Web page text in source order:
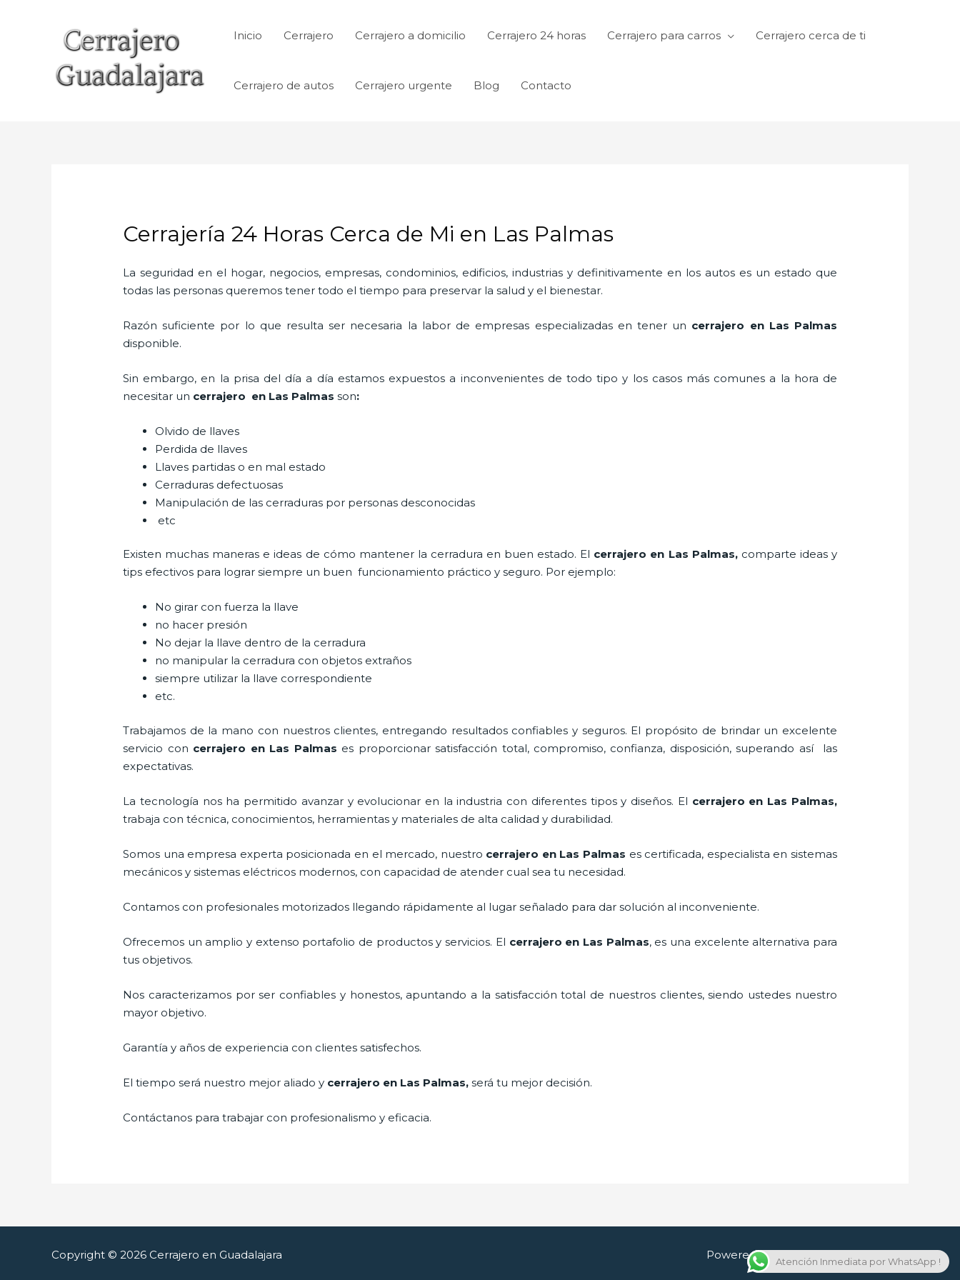
Inicio Cerrajero Cerrajero a domicilio Cerrajero 24 horas Cerrajero para carros Cerrajero cerca de ti
Cerrajero de autos Cerrajero urgente Blog Contacto
Cerrajería 24 Horas Cerca de Mi en Las Palmas
La seguridad en el hogar, negocios, empresas, condominios, edificios, industrias y definitivamente en los autos es un estado que
todas las personas queremos tener todo el tiempo para preservar la salud y el bienestar.
Razón suficiente por lo que resulta ser necesaria la labor de empresas especializadas en tener un cerrajero en Las Palmas
disponible.
Sin embargo, en la prisa del día a día estamos expuestos a inconvenientes de todo tipo y los casos más comunes a la hora de
necesitar un cerrajero en Las Palmas son:
Olvido de llaves
Perdida de llaves
Llaves partidas o en mal estado
Cerraduras defectuosas
Manipulación de las cerraduras por personas desconocidas
etc
Existen muchas maneras e ideas de cómo mantener la cerradura en buen estado. El cerrajero en Las Palmas, comparte ideas y
tips efectivos para lograr siempre un buen funcionamiento práctico y seguro. Por ejemplo:
No girar con fuerza la llave
no hacer presión
No dejar la llave dentro de la cerradura
no manipular la cerradura con objetos extraños
siempre utilizar la llave correspondiente
etc.
Trabajamos de la mano con nuestros clientes, entregando resultados confiables y seguros. El propósito de brindar un excelente
servicio con cerrajero en Las Palmas es proporcionar satisfacción total, compromiso, confianza, disposición, superando así las
expectativas.
La tecnología nos ha permitido avanzar y evolucionar en la industria con diferentes tipos y diseños. El cerrajero en Las Palmas,
trabaja con técnica, conocimientos, herramientas y materiales de alta calidad y durabilidad.
Somos una empresa experta posicionada en el mercado, nuestro cerrajero en Las Palmas es certificada, especialista en sistemas
mecánicos y sistemas eléctricos modernos, con capacidad de atender cual sea tu necesidad.
Contamos con profesionales motorizados llegando rápidamente al lugar señalado para dar solución al inconveniente.
Ofrecemos un amplio y extenso portafolio de productos y servicios. El cerrajero en Las Palmas, es una excelente alternativa para
tus objetivos.
Nos caracterizamos por ser confiables y honestos, apuntando a la satisfacción total de nuestros clientes, siendo ustedes nuestro
mayor objetivo.
Garantía y años de experiencia con clientes satisfechos.
El tiempo será nuestro mejor aliado y cerrajero en Las Palmas,será tu mejor decisión.
Contáctanos para trabajar con profesionalismo y eficacia.
Copyright © 2026 Cerrajero en Guadalajara Powered by Cerrajero en Guadalajara
Atención Inmediata por WhatsApp !